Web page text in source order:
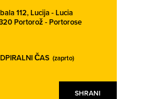
SHRANI
112, Lucija - Lucia
Portorož - Portorose
ČAS (zaprto)